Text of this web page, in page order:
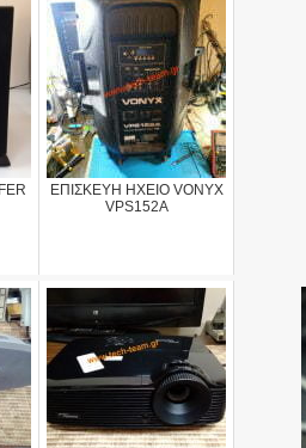
ΕΠΙΣΚΕΥΗ ΗΧΕΙΟ VONYX
VPS152A